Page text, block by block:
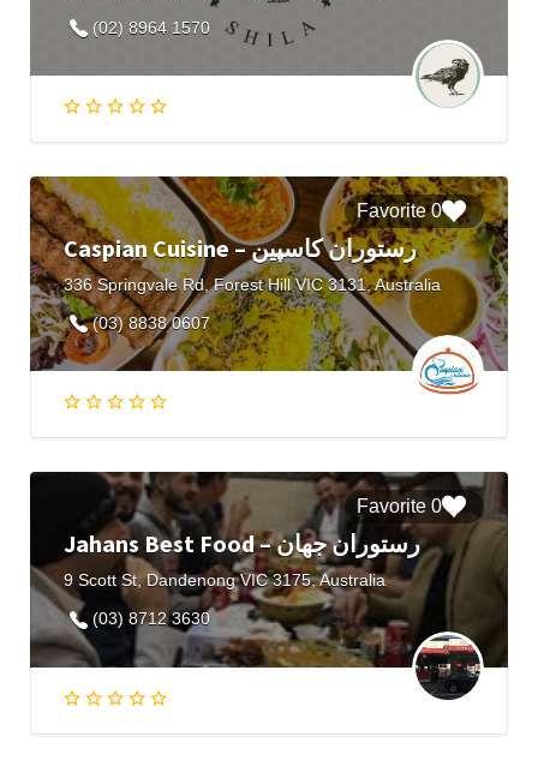
(02) 8964 1570
0 Favorite
Caspian Cuisine – رستوران کاسپین
336 Springvale Rd, Forest Hill VIC 3131, Australia
(03) 8838 0607
0 Favorite
Jahans Best Food – رستوران جهان
9 Scott St, Dandenong VIC 3175, Australia
(03) 8712 3630